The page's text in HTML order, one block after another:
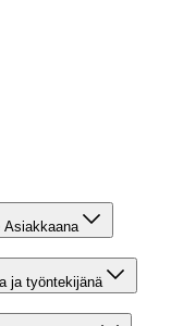
ja työntekijänä